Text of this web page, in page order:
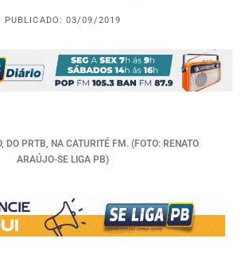
PUBLICADO: 03/09/2019
DO PRTB, NA CATURITÉ FM. (FOTO: RENATO
ARAÚJO-SE LIGA PB)